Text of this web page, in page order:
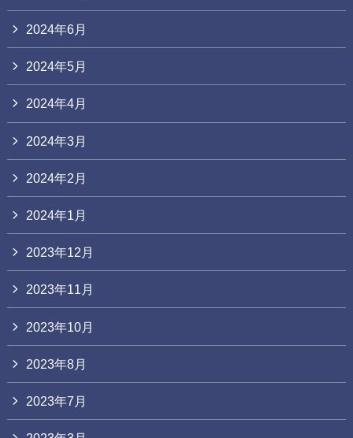
2024年6月
2024年5月
2024年4月
2024年3月
2024年2月
2024年1月
2023年12月
2023年11月
2023年10月
2023年8月
2023年7月